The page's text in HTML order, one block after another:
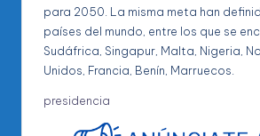
para 2050. La misma meta han
países del mundo, entre los que se
Sudáfrica, Singapur, Malta, Nigeria,
Unidos, Francia, Benín, Marruecos.
presidencia